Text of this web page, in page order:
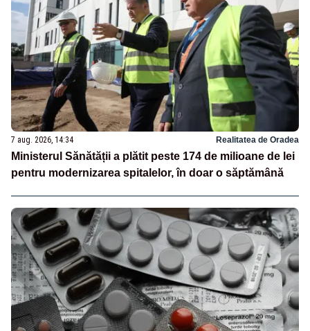
7 aug. 2026, 14:34 Realitatea de Oradea
Ministerul Sănătății a plătit peste 174 de milioane de lei
pentru modernizarea spitalelor, în doar o săptămână